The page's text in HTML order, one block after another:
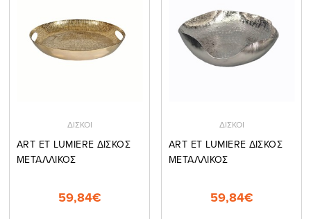
ΔΙΣΚΟΙ
ART ET LUMIERE ΔΙΣΚΟΣ
ΜΕΤΑΛΛΙΚΟΣ
59,84€
ΔΙΣΚΟΙ
ART ET LUMIERE ΔΙΣΚΟΣ
ΜΕΤΑΛΛΙΚΟΣ
59,84€